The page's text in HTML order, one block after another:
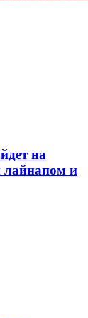
на
лайнапом и